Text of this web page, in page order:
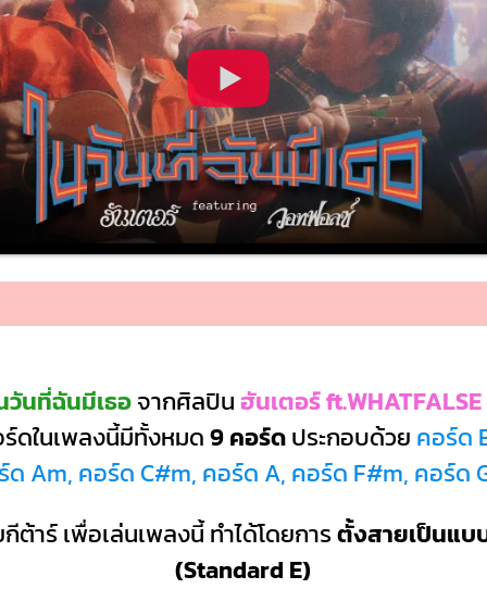
วันที่ฉันมีเธอจากศิลปิน ฮันเตอร์ ft.WHATFALSE
ดในเพลงนี้มีทั้งหมด9 คอร์ดประกอบด้วย คอร์ด
ด Am, คอร์ด C#m, คอร์ด A, คอร์ด F#m, คอร์ด
ต้าร์ เพื่อเล่นเพลงนี้ ทำได้โดยการตั้งสายเป็นแบ
(Standard E)